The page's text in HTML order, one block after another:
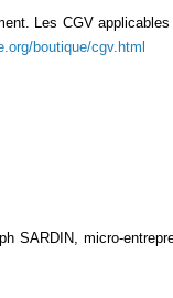
Les CGV
boutique/cgv.html
SARDIN, micro-